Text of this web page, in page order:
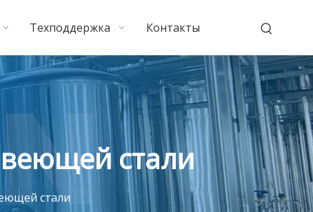
Техподдержка Контакты
стали
стали